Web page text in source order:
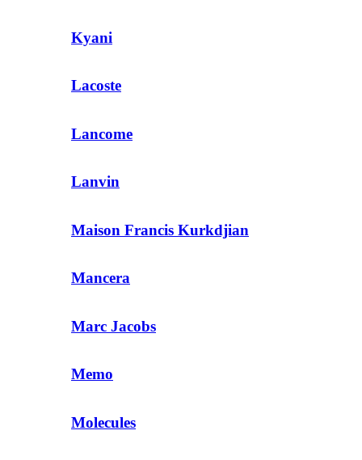
Kyani
Lacoste
Lancome
Lanvin
Maison Francis Kurkdjian
Mancera
Marc Jacobs
Memo
Molecules